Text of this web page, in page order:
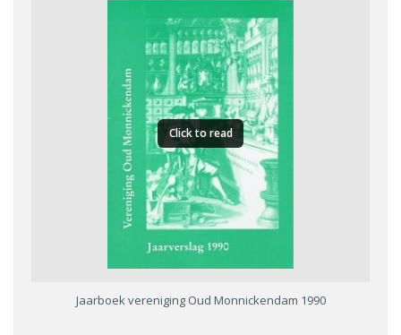
Click to read
Jaarboek vereniging Oud Monnickendam 1990